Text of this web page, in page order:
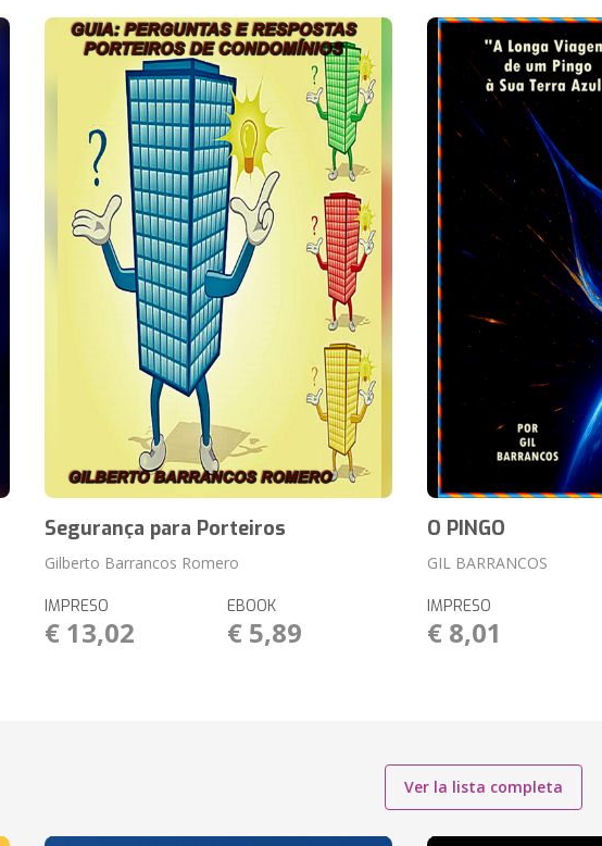
Segurança para Porteiros
Gilberto Barrancos Romero
IMPRESO
€ 13,02
EBOOK
€ 5,89
O PINGO
GIL BARRANCOS
IMPRESO
€ 8,01
Ver la lista completa